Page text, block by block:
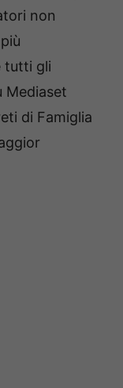
non
tutti gli
Mediaset
di Famiglia